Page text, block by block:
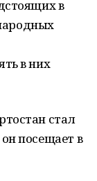
в
в них
стал
посещает в